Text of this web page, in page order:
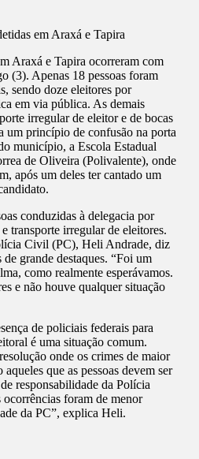
Araxá e Tapira ocorreram com
(3). Apenas 18 pessoas foram
sendo doze eleitores por
em via pública. As demais
irregular de eleitor e de bocas
um princípio de confusão na porta
município, a Escola Estadual
de Oliveira (Polivalente), onde
após um deles ter cantado um
conduzidas à delegacia por
transporte irregular de eleitores.
Civil (PC), Heli Andrade, diz
grande destaques. “Foi um
como realmente esperávamos.
e não houve qualquer situação
de policiais federais para
é uma situação comum.
onde os crimes de maior
que as pessoas devem ser
responsabilidade da Polícia
foram de menor
da PC”, explica Heli.